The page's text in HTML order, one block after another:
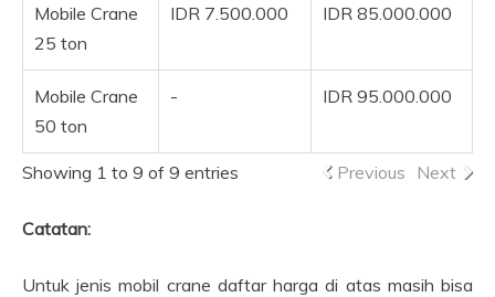
Mobile Crane
25 ton
IDR 7.500.000 IDR 85.000.000
Mobile Crane
50 ton
- IDR 95.000.000
Showing 1 to 9 of 9 entries Previous Next
Catatan:
Untuk jenis mobil crane daftar harga di atas masih bisa